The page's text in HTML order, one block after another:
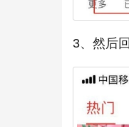
3、然后